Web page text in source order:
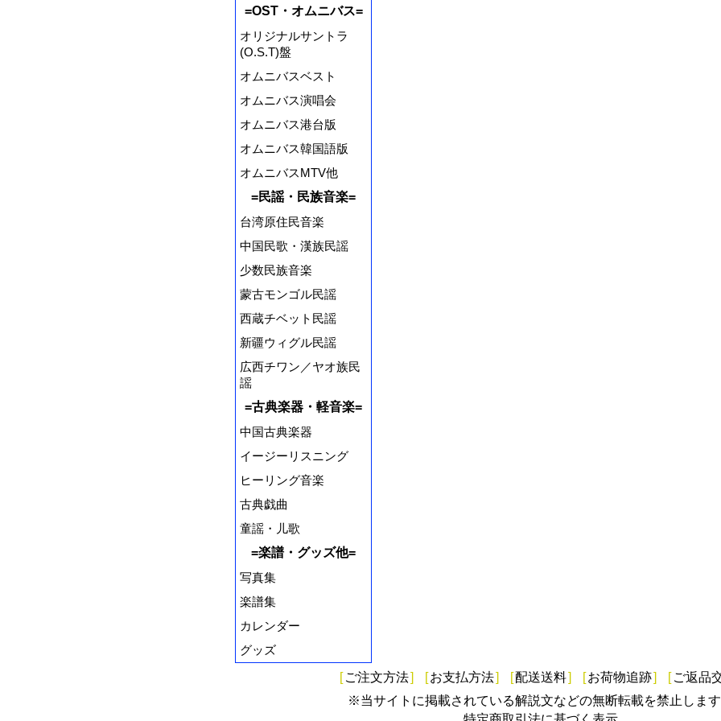
=OST・オムニバス=
オリジナルサントラ
(O.S.T)盤
オムニバスベスト
オムニバス演唱会
オムニバス港台版
オムニバス韓国語版
オムニバスMTV他
=民謡・民族音楽=
台湾原住民音楽
中国民歌・漢族民謡
少数民族音楽
蒙古モンゴル民謡
西蔵チベット民謡
新疆ウィグル民謡
広西チワン／ヤオ族民
謡
=古典楽器・軽音楽=
中国古典楽器
イージーリスニング
ヒーリング音楽
古典戯曲
童謡・儿歌
=楽譜・グッズ他=
写真集
楽譜集
カレンダー
グッズ
[ ご注文方法] [お支払方法] [配送送料] [お荷物追跡] [ ご返品
※当サイトに掲載されている解説文などの無断転載を禁止します